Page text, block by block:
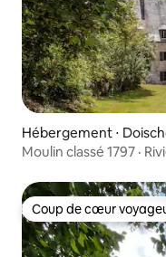
Hébergement ⋅
Moulin classé 1797 ·
Coup de cœur
Coup de cœur